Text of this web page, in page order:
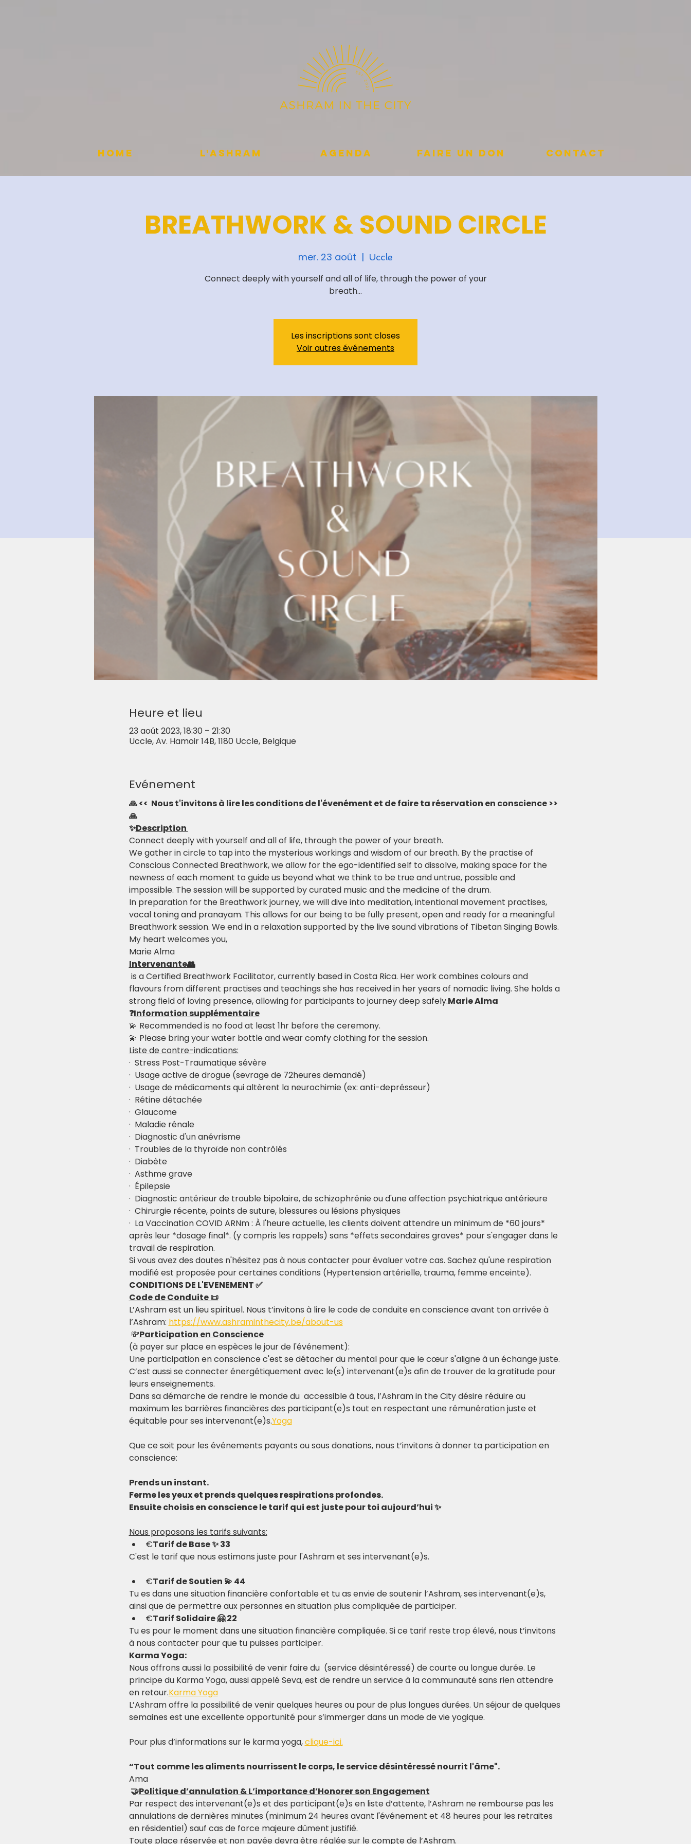
HOME L'Ashram Agenda Faire un don Contact
BREATHWORK & SOUND CIRCLE
mer. 23 août
  |
Uccle
Connect deeply with yourself and all of life, through the power of your
breath...
Les inscriptions sont closes
Voir autres événements
Heure et lieu
23 août 2023, 18:30 – 21:30
Uccle, Av. Hamoir 14B, 1180 Uccle, Belgique
Evénement
🙏 <<  Nous t'invitons à lire les conditions de l'évenément et de faire ta réservation en conscience >>
🙏
✨Description
Connect deeply with yourself and all of life, through the power of your breath.
We gather in circle to tap into the mysterious workings and wisdom of our breath. By the practise of
Conscious Connected Breathwork, we allow for the ego-identified self to dissolve, making space for the
newness of each moment to guide us beyond what we think to be true and untrue, possible and
impossible. The session will be supported by curated music and the medicine of the drum.
In preparation for the Breathwork journey, we will dive into meditation, intentional movement practises,
vocal toning and pranayam. This allows for our being to be fully present, open and ready for a meaningful
Breathwork session. We end in a relaxation supported by the live sound vibrations of Tibetan Singing Bowls.
My heart welcomes you,
Marie Alma
Intervenante👥
flavours from different practises and teachings she has received in her years of nomadic living. She holds a
strong field of loving presence, allowing for participants to journey deep safely.Marie Alma
❓Information supplémentaire
💫 Recommended is no food at least 1hr before the ceremony.
💫 Please bring your water bottle and wear comfy clothing for the session.
Liste de contre-indications:
·  Stress Post-Traumatique sévère
·  Usage active de drogue (sevrage de 72heures demandé)
·  Usage de médicaments qui altèrent la neurochimie (ex: anti-deprésseur)
·  Rétine détachée
·  Glaucome
·  Maladie rénale
·  Diagnostic d'un anévrisme
·  Troubles de la thyroïde non contrôlés
·  Diabète
·  Asthme grave
·  Épilepsie
·  Diagnostic antérieur de trouble bipolaire, de schizophrénie ou d'une affection psychiatrique antérieure
·  Chirurgie récente, points de suture, blessures ou lésions physiques
·  La Vaccination COVID ARNm : À l'heure actuelle, les clients doivent attendre un minimum de *60 jours*
après leur *dosage final*. (y compris les rappels) sans *effets secondaires graves* pour s'engager dans le
travail de respiration.
Si vous avez des doutes n'hésitez pas à nous contacter pour évaluer votre cas. Sachez qu'une respiration
modifié est proposée pour certaines conditions (Hypertension artérielle, trauma, femme enceinte).
CONDITIONS DE L'EVENEMENT ✅
Code de Conduite 📜
L’Ashram est un lieu spirituel. Nous t’invitons à lire le code de conduite en conscience avant ton arrivée à
l’Ashram: https://www.ashraminthecity.be/about-us
💸Participation en Conscience
(à payer sur place en espèces le jour de l'événement):
Une participation en conscience c'est se détacher du mental pour que le cœur s'aligne à un échange juste.
C’est aussi se connecter énergétiquement avec le(s) intervenant(e)s afin de trouver de la gratitude pour
leurs enseignements.
Dans sa démarche de rendre le monde du accessible à tous, l’Ashram in the City désire réduire au
maximum les barrières financières des participant(e)s tout en respectant une rémunération juste et
équitable pour ses intervenant(e)s.Yoga
Que ce soit pour les événements payants ou sous donations, nous t’invitons à donner ta participation en
conscience:
Prends un instant.
Ferme les yeux et prends quelques respirations profondes.
Ensuite choisis en conscience le tarif qui est juste pour toi aujourd’hui ✨
Nous proposons les tarifs suivants:
€Tarif de Base ✨ 33
C'est le tarif que nous estimons juste pour l'Ashram et ses intervenant(e)s.
€Tarif de Soutien 💫 44
Tu es dans une situation financière confortable et tu as envie de soutenir l’Ashram, ses intervenant(e)s,
ainsi que de permettre aux personnes en situation plus compliquée de participer.​
€Tarif Solidaire 🤗 22
Tu es pour le moment dans une situation financière compliquée. Si ce tarif reste trop élevé, nous t’invitons
à nous contacter pour que tu puisses participer.
Karma Yoga:
Nous offrons aussi la possibilité de venir faire du (service désintéressé) de courte ou longue durée. Le
principe du Karma Yoga, aussi appelé Seva, est de rendre un service à la communauté sans rien attendre
en retour.Karma Yoga
L’Ashram offre la possibilité de venir quelques heures ou pour de plus longues durées. Un séjour de quelques
semaines est une excellente opportunité pour s’immerger dans un mode de vie yogique.
Pour plus d’informations sur le karma yoga, clique-ici.
“Tout comme les aliments nourrissent le corps, le service désintéressé nourrit l'âme".
Ama
🤝Politique d’annulation & L’importance d’Honorer son Engagement
Par respect des intervenant(e)s et des participant(e)s en liste d’attente, l’Ashram ne rembourse pas les
annulations de dernières minutes (minimum 24 heures avant l'événement et 48 heures pour les retraites
en résidentiel) sauf cas de force majeure dûment justifié.
Toute place réservée et non payée devra être réglée sur le compte de l’Ashram.